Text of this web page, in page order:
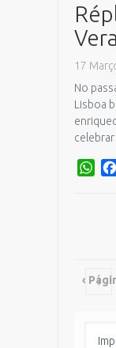
17
No
Lisboa
‹ 1